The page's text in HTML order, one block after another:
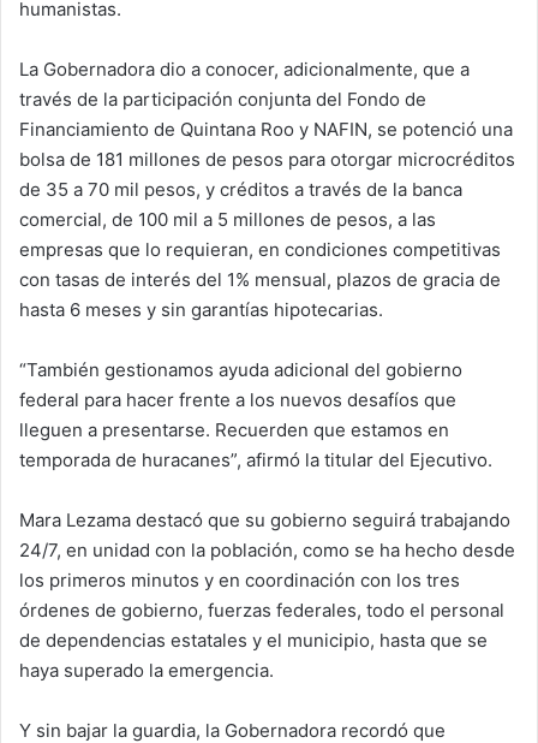
humanistas.
La Gobernadora dio a conocer, adicionalmente, que a
través de la participación conjunta del Fondo de
Financiamiento de Quintana Roo y NAFIN, se potenció una
bolsa de 181 millones de pesos para otorgar microcréditos
de 35 a 70 mil pesos, y créditos a través de la banca
comercial, de 100 mil a 5 millones de pesos, a las
empresas que lo requieran, en condiciones competitivas
con tasas de interés del 1% mensual, plazos de gracia de
hasta 6 meses y sin garantías hipotecarias.
“También gestionamos ayuda adicional del gobierno
federal para hacer frente a los nuevos desafíos que
lleguen a presentarse. Recuerden que estamos en
temporada de huracanes”, afirmó la titular del Ejecutivo.
Mara Lezama destacó que su gobierno seguirá trabajando
24/7, en unidad con la población, como se ha hecho desde
los primeros minutos y en coordinación con los tres
órdenes de gobierno, fuerzas federales, todo el personal
de dependencias estatales y el municipio, hasta que se
haya superado la emergencia.
Y sin bajar la guardia, la Gobernadora recordó que